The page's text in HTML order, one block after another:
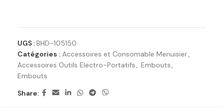
UGS :BHD-105150
Catégories : Accessoires et Consomable Menuisier,
Accessoires Outils Electro-Portatifs, Embouts,
Embouts
Share: